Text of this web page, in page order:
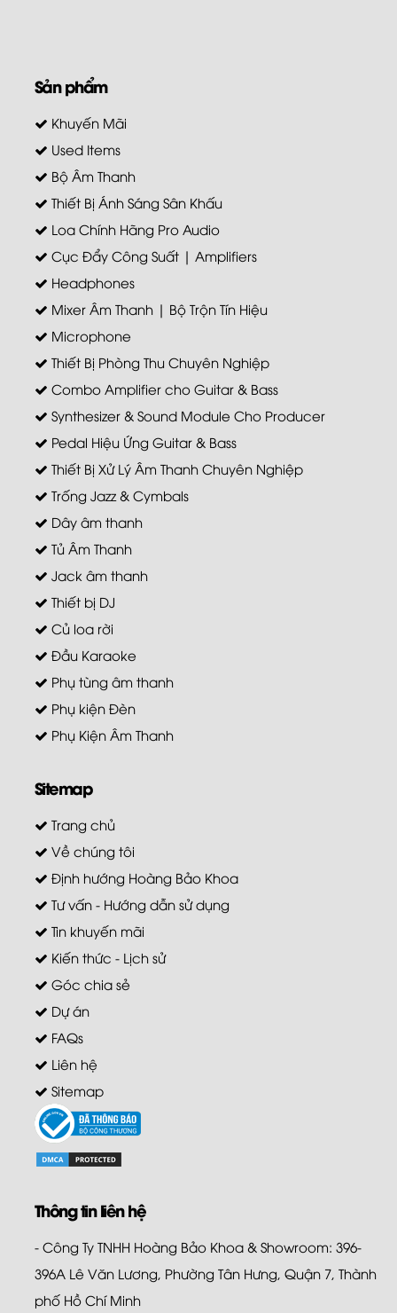
Sản phẩm
Khuyến Mãi
Used Items
Bộ Âm Thanh
Thiết Bị Ánh Sáng Sân Khấu
Loa Chính Hãng Pro Audio
Cục Đẩy Công Suất | Amplifiers
Headphones
Mixer Âm Thanh | Bộ Trộn Tín Hiệu
Microphone
Thiết Bị Phòng Thu Chuyên Nghiệp
Combo Amplifier cho Guitar & Bass
Synthesizer & Sound Module Cho Producer
Pedal Hiệu Ứng Guitar & Bass
Thiết Bị Xử Lý Âm Thanh Chuyên Nghiệp
Trống Jazz & Cymbals
Dây âm thanh
Tủ Âm Thanh
Jack âm thanh
Thiết bị DJ
Củ loa rời
Đầu Karaoke
Phụ tùng âm thanh
Phụ kiện Đèn
Phụ Kiện Âm Thanh
Sitemap
Trang chủ
Về chúng tôi
Định hướng Hoàng Bảo Khoa
Tư vấn - Hướng dẫn sử dụng
Tin khuyến mãi
Kiến thức - Lịch sử
Góc chia sẻ
Dự án
FAQs
Liên hệ
Sitemap
Thông tin liên hệ
- Công Ty TNHH Hoàng Bảo Khoa & Showroom: 396-
396A Lê Văn Lương, Phường Tân Hưng, Quận 7, Thành
phố Hồ Chí Minh